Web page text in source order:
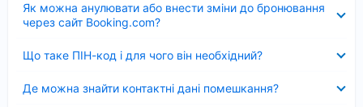
Як можна анулювати або внести зміни до бронювання
через сайт Booking.com?
Що таке ПІН-код і для чого він необхідний?
Де можна знайти контактні дані помешкання?